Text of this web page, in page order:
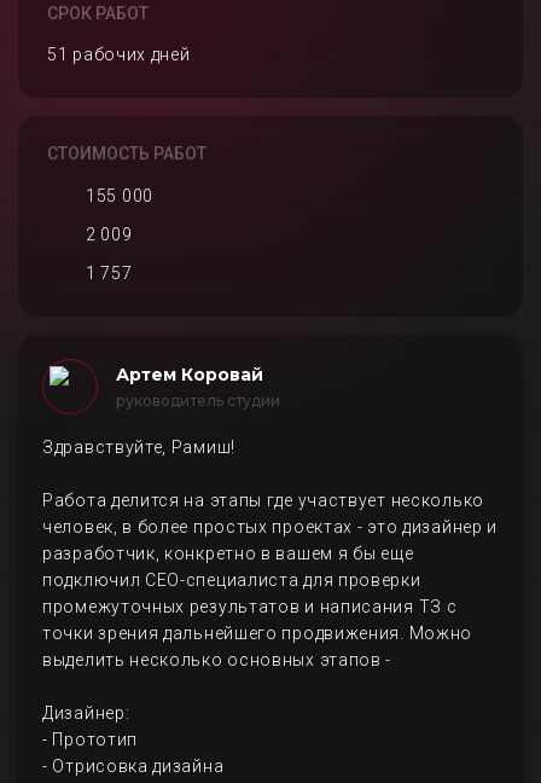
СРОК РАБОТ
51 рабочих дней
СТОИМОСТЬ РАБОТ
155 000
2 009
1 757
Артем Коровай
руководитель студии
Здравствуйте, Рамиш!
Работа делится на этапы где участвует несколько
человек, в более простых проектах - это дизайнер и
разработчик, конкретно в вашем я бы еще
подключил СЕО-специалиста для проверки
промежуточных результатов и написания ТЗ с
точки зрения дальнейшего продвижения. Можно
выделить несколько основных этапов -
Дизайнер:
- Прототип
- Отрисовка дизайна